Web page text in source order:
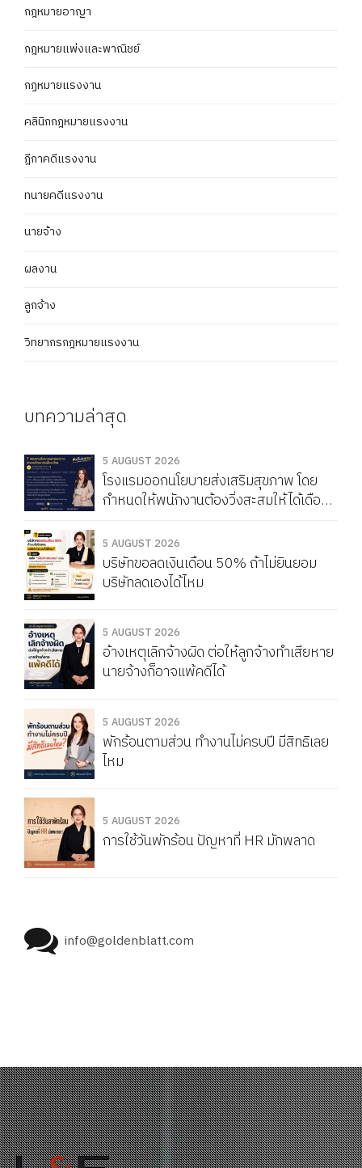
กฎหมายอาญา
กฎหมายแพ่งและพาณิชย์
กฏหมายแรงงาน
คลินิกกฎหมายแรงงาน
ฎีกาคดีแรงงาน
ทนายคดีแรงงาน
นายจ้าง
ผลงาน
ลูกจ้าง
วิทยากรกฎหมายแรงงาน
บทความล่าสุด
5 AUGUST 2026
โรงแรมออกนโยบายส่งเสริมสุขภาพ โดย
กำหนดให้พนักงานต้องวิ่งสะสมให้ได้เดือน
Service Charge แบบนี้ผิดกฎหมายไหม
5 AUGUST 2026
บริษัทขอลดเงินเดือน 50% ถ้าไม่ยินยอม
บริษัทลดเองได้ไหม
5 AUGUST 2026
อ้างเหตุเลิกจ้างผิด ต่อให้ลูกจ้างทำเสียหาย
นายจ้างก็อาจแพ้คดีได้
5 AUGUST 2026
พักร้อนตามส่วน ทำงานไม่ครบปี มีสิทธิเลย
ไหม
5 AUGUST 2026
การใช้วันพักร้อน ปัญหาที่ HR มักพลาด
info@goldenblatt.com